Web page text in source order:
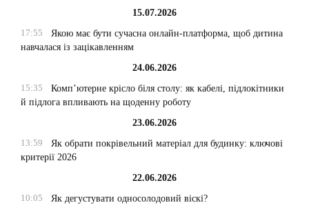
15.07.2026
17:55
Якою має бути сучасна онлайн-платформа, щоб дитина
навчалася із зацікавленням
24.06.2026
15:35
Комп’ютерне крісло біля столу: як кабелі, підлокітники
й підлога впливають на щоденну роботу
23.06.2026
13:59
Як обрати покрівельний матеріал для будинку: ключові
критерії 2026
22.06.2026
10:05
Як дегустувати односолодовий віскі?